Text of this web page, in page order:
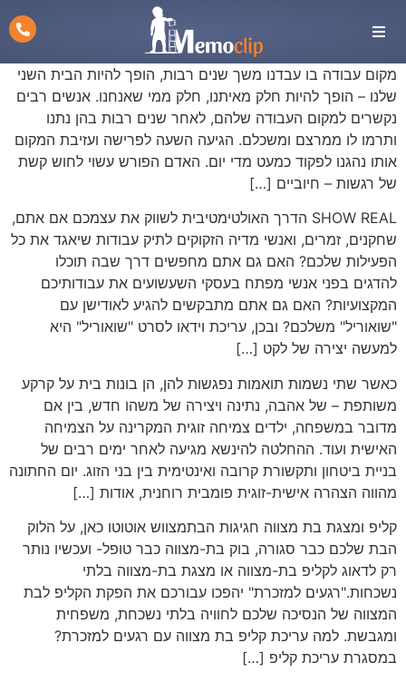
מקום עבודה בו עבדנו משך שנים רבות, הופך להיות הבית השני
שלנו – הופך להיות חלק מאיתנו, חלק ממי שאנחנו. אנשים רבים
נקשרים למקום העבודה שלהם, לאחר שנים רבות בהן נתנו
ותרמו לו ממרצם ומשכלם. הגיעה השעה לפרישה ועזיבת המקום
אותו נהגנו לפקוד כמעט מדי יום. האדם הפורש עשוי לחוש קשת
של רגשות – חיוביים […]
SHOW REAL הדרך האולטימטיבית לשווק את עצמכם אם אתם,
שחקנים, זמרים, ואנשי מדיה הזקוקים לתיק עבודות שיאגד את כל
הפעילות שלכם? האם גם אתם מחפשים דרך שבה תוכלו
להדגים בפני אנשי מפתח בעסקי השעשועים את עבודותיכם
המקצועיות? האם גם אתם מתבקשים להגיע לאודישן עם
"שואוריל" משלכם? ובכן, עריכת וידאו לסרט "שואוריל" היא
למעשה יצירה של לקט […]
כאשר שתי נשמות תואמות נפגשות להן, הן בונות בית על קרקע
משותפת – של אהבה, נתינה ויצירה של משהו חדש, בין אם
מדובר במשפחה, ילדים צמיחה זוגית המקרינה על הצמיחה
האישית ועוד. ההחלטה להינשא מגיעה לאחר ימים רבים של
בניית ביטחון ותקשורת קרובה ואינטימית בין בני הזוג. יום החתונה
מהווה הצהרה אישית-זוגית פומבית רוחנית, אודות […]
קליפ ומצגת בת מצווה חגיגות הבתמצווש אוטוטו כאן, על הלוק
הבת שלכם כבר סגורה, בוק בת-מצווה כבר טופל- ועכשיו נותר
רק לדאוג לקליפ בת-מצווה או מצגת בת-מצווה בלתי
נשכחות."רגעים למזכרת" יהפכו עבורכם את הפקת הקליפ לבת
המצווה של הנסיכה שלכם לחוויה בלתי נשכחת, משפחית
ומגבשת. למה עריכת קליפ בת מצווה עם רגעים למזכרת?
במסגרת עריכת קליפ […]